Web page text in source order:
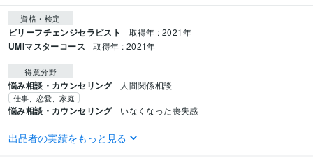
資格・検定
ビリーフチェンジセラピスト 取得年 : 2021年
UMIマスターコース 取得年 : 2021年
得意分野
悩み相談・カウンセリング 人間関係相談
仕事、恋愛、家庭
悩み相談・カウンセリング いなくなった喪失感
学歴
出品者の実績をもっと見る